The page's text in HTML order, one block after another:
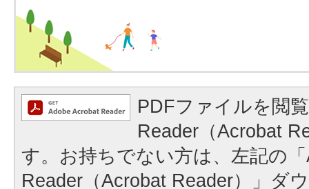
PDFファイルを閲
Reader（Acrobat
す。お持ちでない方は、左記の
Reader（Acrobat Reader）」ダ